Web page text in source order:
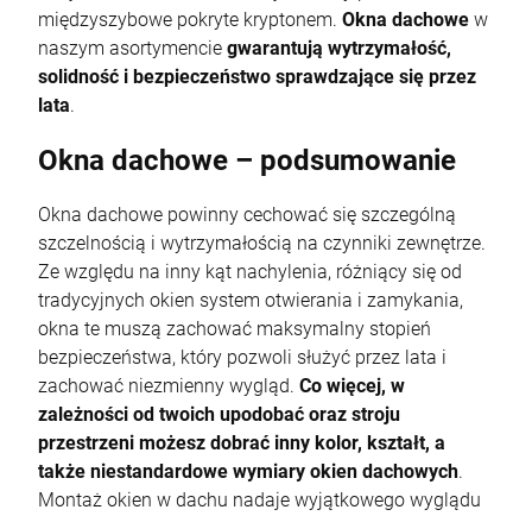
międzyszybowe pokryte kryptonem. Okna dachowe w
naszym asortymencie gwarantują wytrzymałość,
solidność i bezpieczeństwo sprawdzające się przez
lata.
Okna dachowe – podsumowanie
Okna dachowe powinny cechować się szczególną
szczelnością i wytrzymałością na czynniki zewnętrze.
Ze względu na inny kąt nachylenia, różniący się od
tradycyjnych okien system otwierania i zamykania,
okna te muszą zachować maksymalny stopień
bezpieczeństwa, który pozwoli służyć przez lata i
zachować niezmienny wygląd. Co więcej, w
zależności od twoich upodobać oraz stroju
przestrzeni możesz dobrać inny kolor, kształt, a
także niestandardowe wymiary okien dachowych.
Montaż okien w dachu nadaje wyjątkowego wyglądu